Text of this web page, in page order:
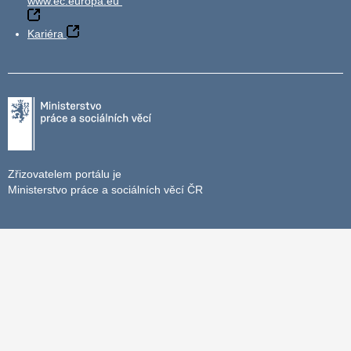
Kariéra
Zřizovatelem portálu je
Ministerstvo práce a sociálních věcí ČR